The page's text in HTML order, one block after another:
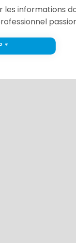
informations
*